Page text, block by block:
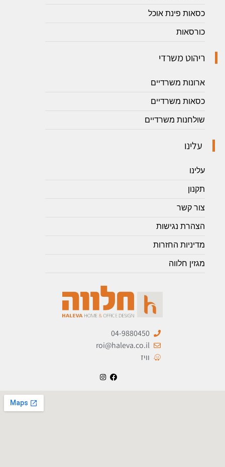
כסאות פינת אוכל
כורסאות
ריהוט משרדי
ארונות משרדיים
כסאות משרדיים
שולחנות משרדיים
עלינו
עלינו
תקנון
צור קשר
הצהרת נגישות
מדיניות החזרות
מגזין חלווה
04-9880450
roi@haleva.co.il
וויז